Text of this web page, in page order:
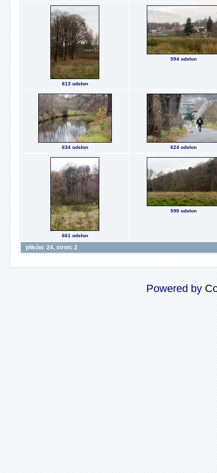
613 odsłon
594 odsłon
634 odsłon 624 odsłon
661 odsłon
590 odsłon
plików: 24, stron: 2
Powered by